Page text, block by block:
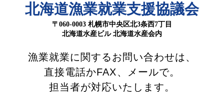
北海道漁業就業支援協議会
〒060-0003 札幌市中央区北3条西7丁目
北海道水産ビル 北海道水産会内
漁業就業に関するお問い合わせは、
直接電話かFAX、メールで。
担当者が対応いたします。